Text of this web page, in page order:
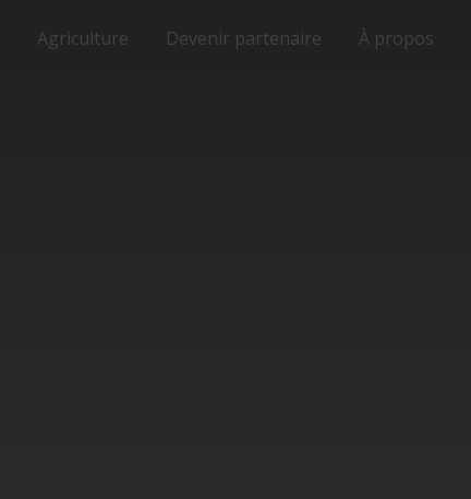
Agriculture Devenir partenaire À propos